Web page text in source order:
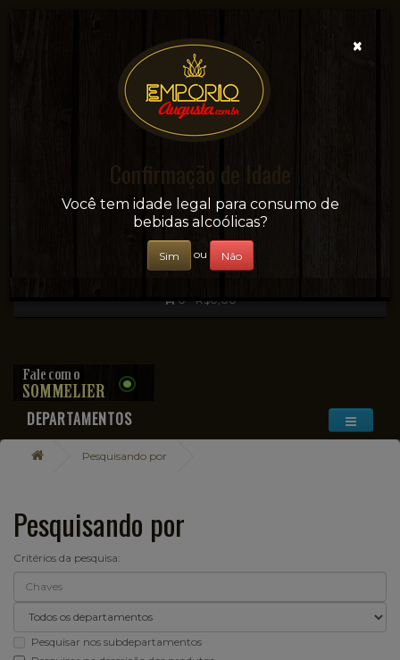
Sua conveniência e adega on-line!
0 - R$0,00
DEPARTAMENTOS
Pesquisando por
Pesquisando por
Critérios da pesquisa:
Pesquisar nos subdepartamentos
×
Confirmação de Idade
Você tem idade legal para consumo de
bebidas alcoólicas?
Sim ou Não